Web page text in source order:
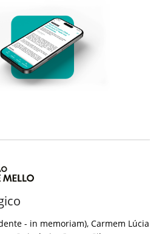
- in memoriam), Carmem Lúcia